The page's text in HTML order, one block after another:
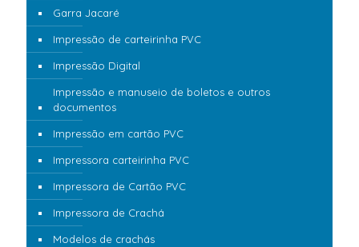
Garra Jacaré
Impressão de carteirinha PVC
Impressão Digital
Impressão e manuseio de boletos e outros
documentos
Impressão em cartão PVC
Impressora carteirinha PVC
Impressora de Cartão PVC
Impressora de Crachá
Modelos de crachás